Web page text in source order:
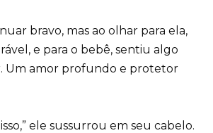
bravo, mas ao olhar para ela,
e para o bebê, sentiu algo
Um amor profundo e protetor
ele sussurrou em seu cabelo.